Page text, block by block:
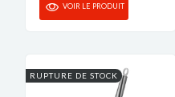
VOIR LE PRODUIT
RUPTURE DE STOCK